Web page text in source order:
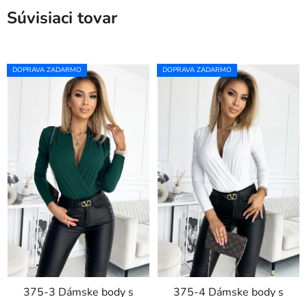
Súvisiaci tovar
DOPRAVA ZADARMO
375-3 Dámske body s
DOPRAVA ZADARMO
375-4 Dámske body s